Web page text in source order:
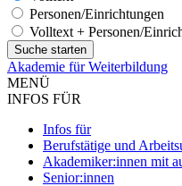
Personen/Einrichtungen
Volltext + Personen/
Akademie für Weiterbildung
MENÜ
INFOS FÜR
Infos für
Berufstätige und
Akademiker:innen mit
Senior:innen